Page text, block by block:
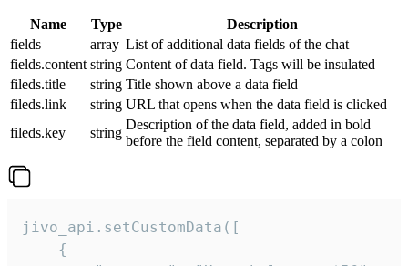
Name Type
Description
fields
array List of additional data fields of the chat
fields.content string Content of data field. Tags will be insulated
fileds.title
string Title shown above a data field
fileds.link
string URL that opens when the data field is clicked
fileds.key
string
Description of the data field, added in bold
before the field content, separated by a colon
jivo_api.setCustomData([
    {